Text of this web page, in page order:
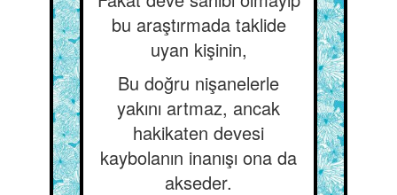
bu araştırmada taklide
uyan kişinin,
Bu doğru nişanelerle
yakını artmaz, ancak
hakikaten devesi
kaybolanın inanışı ona da
akseder.